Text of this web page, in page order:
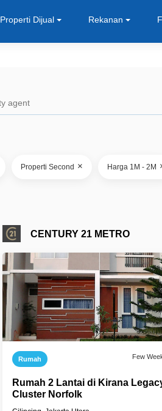
Properti Dijual Rekanan
Properti Second × Harga 1M - 2M
CENTURY 21 METRO
Rumah Few
Rumah 2 Lantai di Kirana
Cluster Norfolk